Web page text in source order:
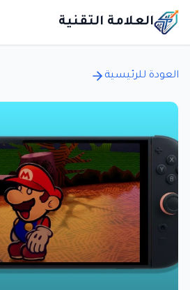
العلامة التقنية
العودة للرئيسية